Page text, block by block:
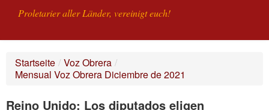
Proletarier aller Länder, vereinigt euch!
WAS IST DIE IKV?
SUCHE
Startseite / Voz Obrera /
Mensual Voz Obrera Diciembre de 2021
Reino Unido: Los diputados eligen